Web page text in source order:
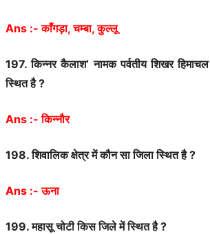
Ans :-काँगड़ा,चम्बा,कुल्लू
197.किन्नर कैलाश‘नामक पर्वतीय शिखर हिमाचल
स्थित है ?
Ans :-किन्नौर
198.शिवालिक क्षेत्र में कौन सा जिला स्थित है ?
Ans :-ऊना
199.महासू चोटी किस जिले में स्थित है ?